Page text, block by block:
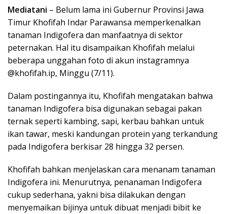
Mediatani – Belum lama ini Gubernur Provinsi Jawa
Timur Khofifah Indar Parawansa memperkenalkan
tanaman Indigofera dan manfaatnya di sektor
peternakan. Hal itu disampaikan Khofifah melalui
beberapa unggahan foto di akun instagramnya
@khofifah.ip, Minggu (7/11).
Dalam postingannya itu, Khofifah mengatakan bahwa
tanaman Indigofera bisa digunakan sebagai pakan
ternak seperti kambing, sapi, kerbau bahkan untuk
ikan tawar, meski kandungan protein yang terkandung
pada Indigofera berkisar 28 hingga 32 persen.
Khofifah bahkan menjelaskan cara menanam tanaman
Indigofera ini. Menurutnya, penanaman Indigofera
cukup sederhana, yakni bisa dilakukan dengan
menyemaikan bijinya untuk dibuat menjadi bibit ke